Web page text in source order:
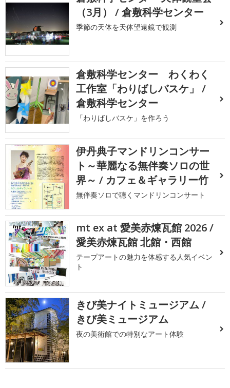
（3月） / 倉敷科学センター
季節の天体を天体望遠鏡で観測
倉敷科学センター わくわく
工作室「わりばしバスケ」 /
倉敷科学センター
「わりばしバスケ」を作ろう
伊丹典子マンドリンコンサー
ト～華麗なる無伴奏ソロの世
界～ / カフェ＆ギャラリー竹
無伴奏ソロで聴くマンドリンコンサート
mt ex at 愛美赤煉瓦館 2026 /
愛美赤煉瓦館 北館・西館
テープアートの魅力を体感する人気イベン
ト
きび美ナイトミュージアム /
きび美ミュージアム
夜の美術館での特別なアート体験